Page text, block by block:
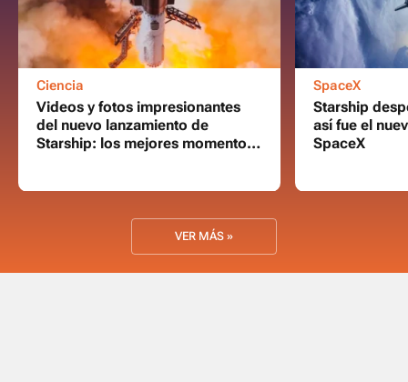
Ciencia
Videos y fotos impresionantes
del nuevo lanzamiento de
Starship: los mejores momentos
SpaceX
Starship
así fue el
SpaceX
VER MÁS »